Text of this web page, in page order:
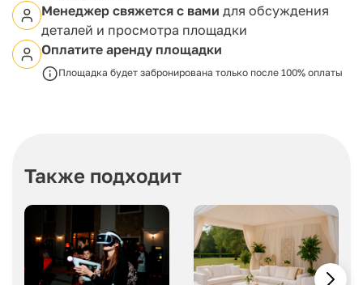
Менеджер свяжется с вами для обсуждения
деталей и просмотра площадки
Оплатите аренду площадки
Площадка будет забронирована только после 100% оплаты
Также подходит